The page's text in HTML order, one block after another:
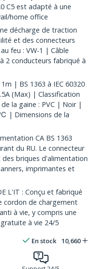
C5 est adapté à une
home office
décharge de traction
et des connecteurs
feu : VW-1 | Câble
2 conducteurs fabriqué à
1m | BS 1363 à IEC 60320
(Max) | Classification
la gaine : PVC | Noir |
| Dimensions de la
CA BS 1363
du RU. Le connecteur
des briques d'alimentation
imprimantes et
L'IT : Conçu et fabriqué
cordon de chargement
à vie, y compris une
à vie 24/5
En stock 10,660